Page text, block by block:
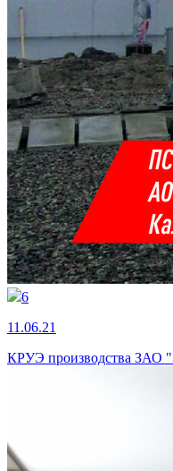
6
11.06.21
КРУЭ производства ЗАО